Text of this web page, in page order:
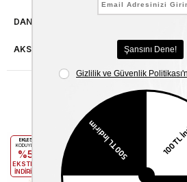
DANIŞMA HATTI
AKSESUAR ONARIMI
Benzer
EKLE5
KODUYLA
%5
EKSTRA
İNDİRİM
EKLE5
KODUYLA
%5